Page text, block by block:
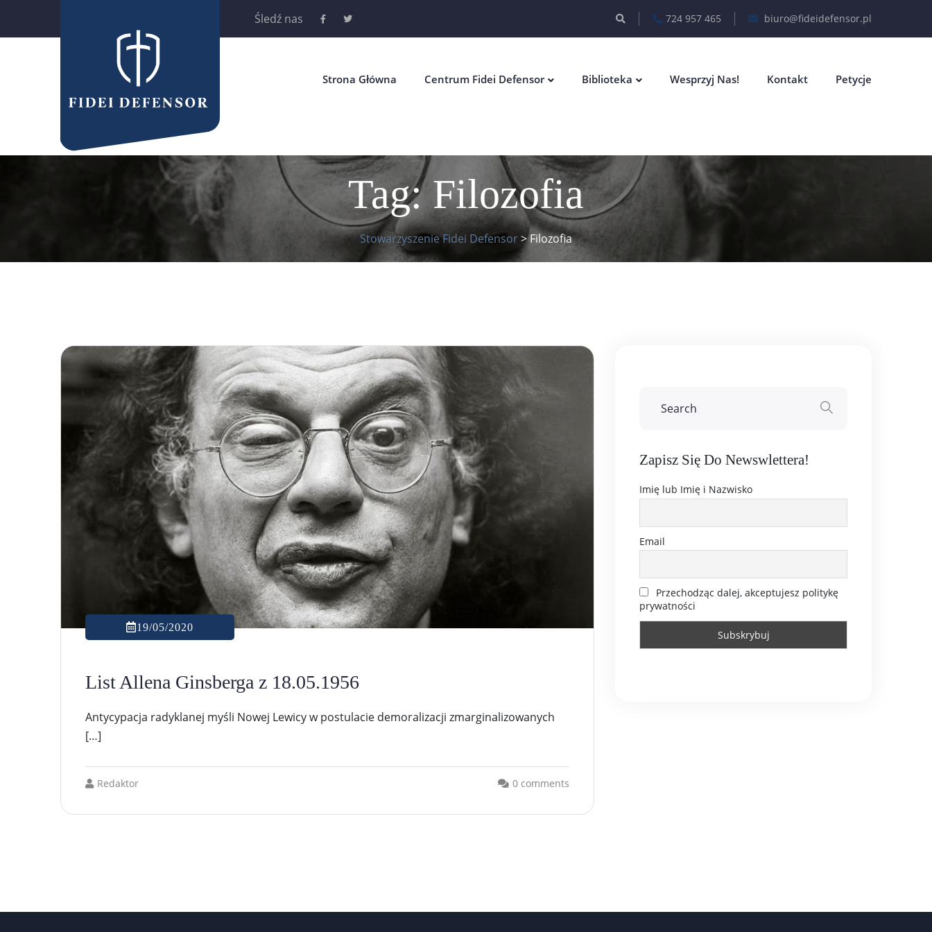
Śledź nas 724 957 465 biuro@fideidefensor.pl
Strona Główna Centrum Fidei Defensor Biblioteka Wesprzyj Nas! Kontakt Petycje
Tag:Filozofia
Stowarzyszenie Fidei Defensor>Filozofia
19/05/2020
List Allena Ginsberga z 18.05.1956
Antycypacja radyklanej myśli Nowej Lewicy w postulacie demoralizacji zmarginalizowanych
[…]
Redaktor 0 comments
Zapisz Się Do Newswlettera!
Imię lub Imię i Nazwisko
Email
Przechodząc dalej, akceptujesz politykę
prywatności